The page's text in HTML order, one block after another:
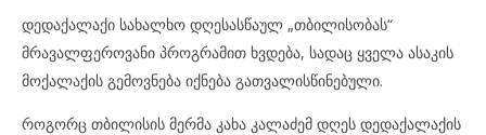
დედაქალაქი სახალხო დღესასწაულ „თბილისობას“
მრავალფეროვანი პროგრამით ხვდება, სადაც ყველა ასაკის
მოქალაქის გემოვნება იქნება გათვალისწინებული.
როგორც თბილისის მერმა კახა კალაძემ დღეს დედაქალაქის